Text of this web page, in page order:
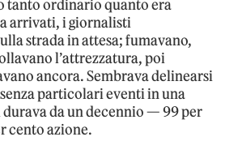
tanto ordinario quanto era
arrivati, i giornalisti
strada in attesa; fumavano,
l’attrezzatura, poi
ancora. Sembrava delinearsi
particolari eventi in una
da un decennio — 99 per
cento azione.